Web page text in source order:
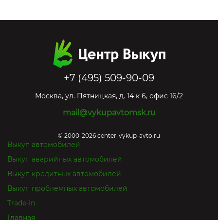
+7 (495) 509-90-09
Москва, ул. Пятницкая, д. 14 к 6, офис 16/2
mail@vykupavtomsk.ru
© 2000-2026 center-vykup-avto.ru
Выкуп автомобилей
Выкуп аварийных автомобилей
Выкуп кредитных автомобилей
Выкуп проблемных автомобилей
Trade-In
Главная